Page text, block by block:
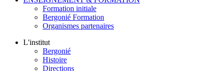
Formation initiale
Bergonié Formation
Organismes partenaires
L'institut
Bergonié
Histoire
Directions